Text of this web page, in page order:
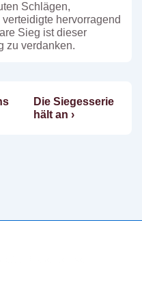
Schlägen,
hervorragend
Sieg ist dieser
zu verdanken.
Nächster
Beitrag
Die Siegesserie
hält an ›